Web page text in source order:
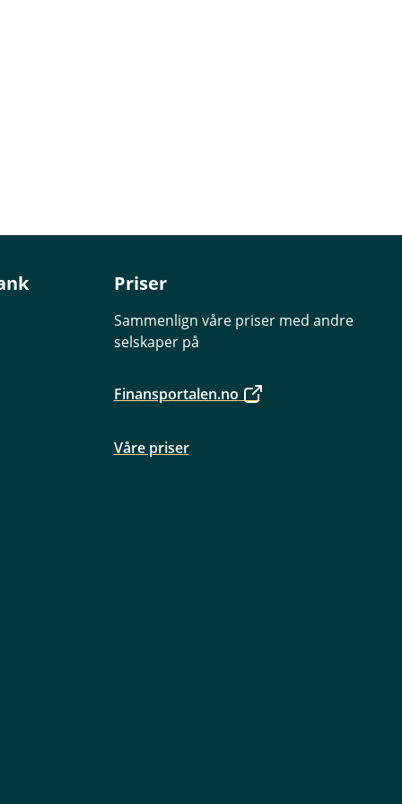
Priser
Sammenlign våre priser med andre
selskaper på
Finansportalen.no
Våre priser